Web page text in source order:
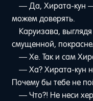
— Да, Хирата-кун
можем доверять.
Каруизава,
смущенной,
— Хе. Так и сам
— Ха? Хирата-кун
Почему бы тебе не
— Что?! Не неси